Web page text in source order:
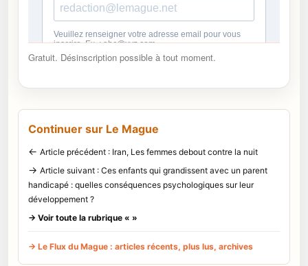
Gratuit. Désinscription possible à tout moment.
Continuer sur Le Mague
← Article précédent : Iran, Les femmes debout contre la nuit
→ Article suivant : Ces enfants qui grandissent avec un parent
handicapé : quelles conséquences psychologiques sur leur
développement ?
→ Voir toute la rubrique « »
→ Le Flux du Mague : articles récents, plus lus, archives